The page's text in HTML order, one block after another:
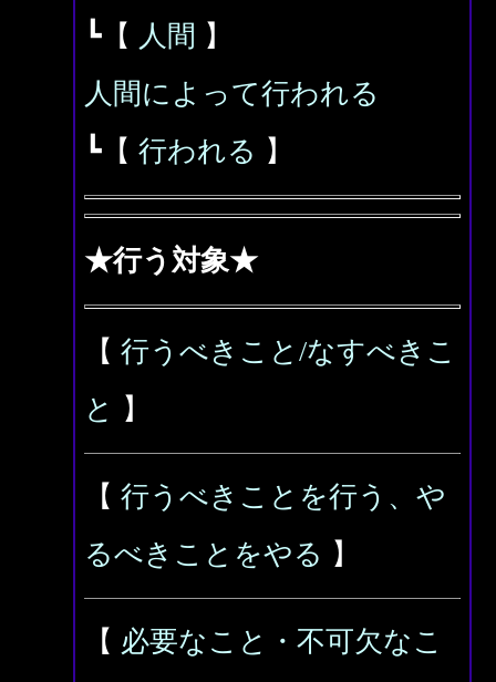
┗【 人間 】
人間によって行われる
┗【 行われる 】
★行う対象★
【 行うべきこと/なすべきこ
と
】
【 行うべきことを行う、や
るべきことをやる 】
【 必要なこと・不可欠なこ